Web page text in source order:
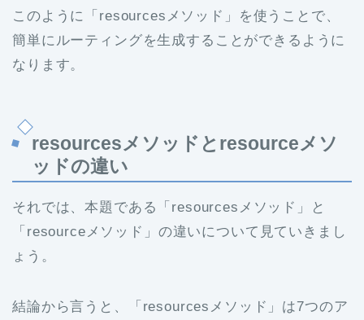
このように「resourcesメソッド」を使うことで、
簡単にルーティングを生成することができるように
なります。
resourcesメソッドとresourceメソ
ッドの違い
それでは、本題である「resourcesメソッド」と
「resourceメソッド」の違いについて見ていきまし
ょう。
結論から言うと、「resourcesメソッド」は7つのア